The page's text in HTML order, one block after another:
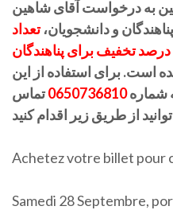
به درخواست آقای شاهین
و دانشجویان،تعداد
تخفیف برای پناهندگان
است. برای استفاده از این
شماره0650736810تماس
از طریق زیر اقدام کنید
Achetez votre billet pour
Samedi 28 Septembre,